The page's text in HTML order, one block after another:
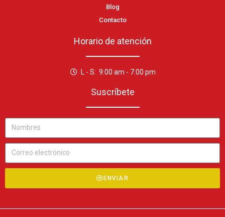
Blog
Contacto
Horario de atención
L - S: 9:00 am - 7:00 pm
Suscríbete
ENVIAR